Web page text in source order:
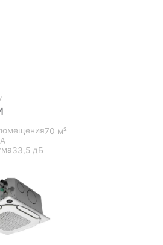
70 м²
A
33,5 дБ